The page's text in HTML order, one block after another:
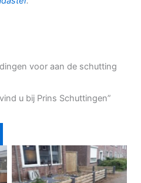
voor aan de schutting
u bij Prins Schuttingen”
Tuinhek voortuin